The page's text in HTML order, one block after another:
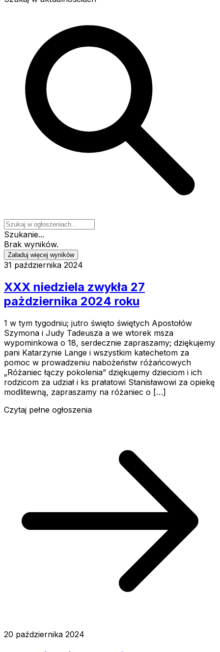
Szukanie...
Brak wyników.
Załaduj więcej wyników
31 października 2024
XXX niedziela zwykła 27
pażdziernika 2024 roku
1 w tym tygodniu; jutro święto świętych Apostołów
Szymona i Judy Tadeusza a we wtorek msza
wypominkowa o 18, serdecznie zapraszamy; dziękujemy
pani Katarzynie Lange i wszystkim katechetom za
pomoc w prowadzeniu nabożeństw różańcowych
„Różaniec łączy pokolenia” dziękujemy dzieciom i ich
rodzicom za udział i ks prałatowi Stanisławowi za opiekę
modlitewną, zapraszamy na różaniec o […]
Czytaj pełne ogłoszenia
20 października 2024